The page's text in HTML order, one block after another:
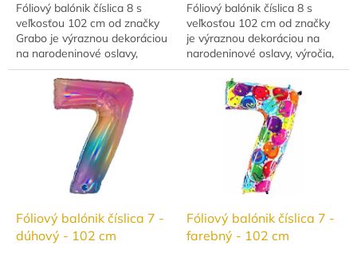
Fóliový balónik číslica 8 s
veľkosťou 102 cm od značky
Grabo je výraznou dekoráciou
na narodeninové oslavy,
výročia, jubileá aj ďalšie
slávnostné príležitosti. Balónik
je vhodný...
Fóliový balónik číslica 8 s
veľkosťou 102 cm od značky
je výraznou dekoráciou na
narodeninové oslavy, výročia,
jubileá aj ďalšie slávnostné
príležitosti. Balónik je vhodný
Fóliový balónik číslica 7 -
dúhový - 102 cm
Fóliový balónik číslica 7 -
farebný - 102 cm